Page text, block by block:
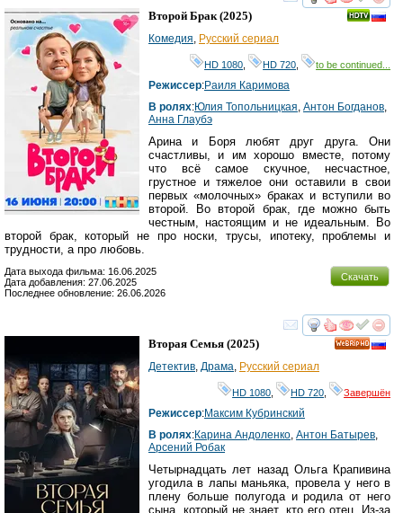
смотреть
Второй Брак(2025)
Комедия, Русский сериал
HD 1080 HD 720 to be continued...
Режиссер:Раиля Каримова
В ролях:Юлия Топольницкая, Антон Богданов,
Анна Глаубэ
Арина и Боря любят друг друга. Они
счастливы, и им хорошо вместе, потому
что всё самое скучное, несчастное,
грустное и тяжелое они оставили в свои
первых «молочных» браках и вступили во
второй. Во второй брак, где можно быть
честным, настоящим и не идеальным. Во
второй брак, который не про носки, трусы, ипотеку, проблемы и
трудности, а про любовь.
Скачать
Дата выхода фильма: 16.06.2025
Дата добавления: 27.06.2025
Последнее обновление: 26.06.2026
смотреть
Вторая Семья (2025)
Детектив, Драма, Русский сериал
HD 1080 HD 720 Завершён
Режиссер:Максим Кубринский
В ролях:Карина Андоленко, Антон Батырев,
Арсений Робак
Четырнадцать лет назад Ольга Крапивина
угодила в лапы маньяка, провела у него в
плену больше полугода и родила от него
сына, который не знает, кто его отец. Из-за